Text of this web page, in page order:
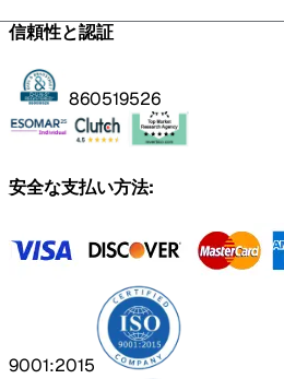
信頼性と認証
860519526
安全な支払い方法:
9001:2015